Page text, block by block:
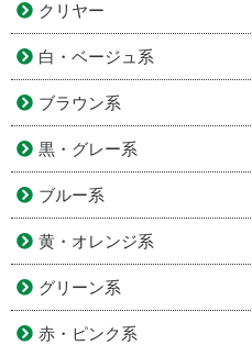
クリヤー
白・ベージュ系
ブラウン系
黒・グレー系
ブルー系
黄・オレンジ系
グリーン系
赤・ピンク系